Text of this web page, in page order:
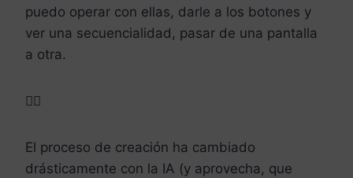
puedo operar con ellas, darle a los botones y
ver una secuencialidad, pasar de una pantalla
a otra.
🤦‍♂️
El proceso de creación ha cambiado
drásticamente con la IA (y aprovecha, que